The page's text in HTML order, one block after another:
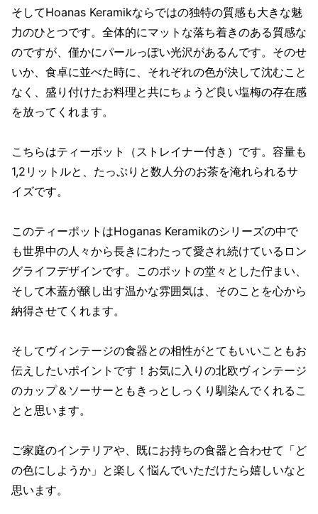
そしてHoanas Keramikならではの独特の質感も大きな魅
力のひとつです。全体的にマットな落ち着きのある質感な
のですが、僅かにパールっぽい光沢があるんです。そのせ
いか、食卓に並べた時に、それぞれの色が決して沈むこと
なく、盛り付けたお料理と共にちょうど良い塩梅の存在感
を放ってくれます。
こちらはティーポット（ストレイナー付き）です。容量も
1,2リットルと、たっぷりと数人分のお茶を淹れられるサ
イズです。
このティーポットはHoganas Keramikのシリーズの中で
も世界中の人々から長きにわたって愛され続けているロン
グライフデザインです。このポットの堂々とした佇まい、
そして木蓋が醸し出す温かな雰囲気は、そのことを心から
納得させてくれます。
そしてヴィンテージの食器との相性がとてもいいこともお
伝えしたいポイントです！お気に入りの北欧ヴィンテージ
のカップ＆ソーサーともきっとしっくり馴染んでくれるこ
とと思います。
ご家庭のインテリアや、既にお持ちの食器と合わせて「ど
の色にしようか」と楽しく悩んでいただけたら嬉しいなと
思います。